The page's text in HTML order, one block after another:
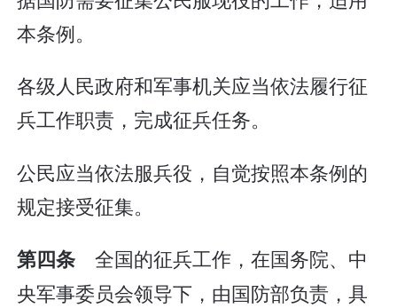
本条例。
各级人民政府和军事机关应当依法履行征
兵工作职责，完成征兵任务。
公民应当依法服兵役，自觉按照本条例的
规定接受征集。
第四条 全国的征兵工作，在国务院、中
央军事委员会领导下，由国防部负责，具